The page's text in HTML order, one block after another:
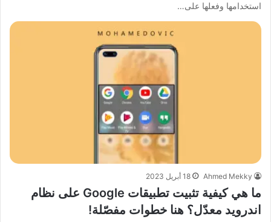
استخدامها وفعلها على…
Ahmed Mekky 18 أبريل 2023
ما هي كيفية تثبيت تطبيقات Google على نظام
اندرويد معدّل؟ هنا خطوات مفصّلة!